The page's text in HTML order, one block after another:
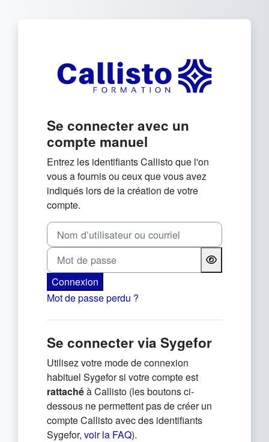
Connexion à Callisto
Se connecter avec un
compte manuel
Entrez les identifiants Callisto que l'on
vous a fournis ou ceux que vous avez
indiqués lors de la création de votre
compte.
Nom d’utilisateur ou courriel
Mot de passe
Connexion
Mot de passe perdu ?
Se connecter via Sygefor
Utilisez votre mode de connexion
habituel Sygefor si votre compte est
rattachéà Callisto (les boutons ci-
dessous ne permettent pas de créer un
compte Callisto avec des identifiants
Sygefor, voir la FAQ(s'ouvre dans un nouvel onglet)
).